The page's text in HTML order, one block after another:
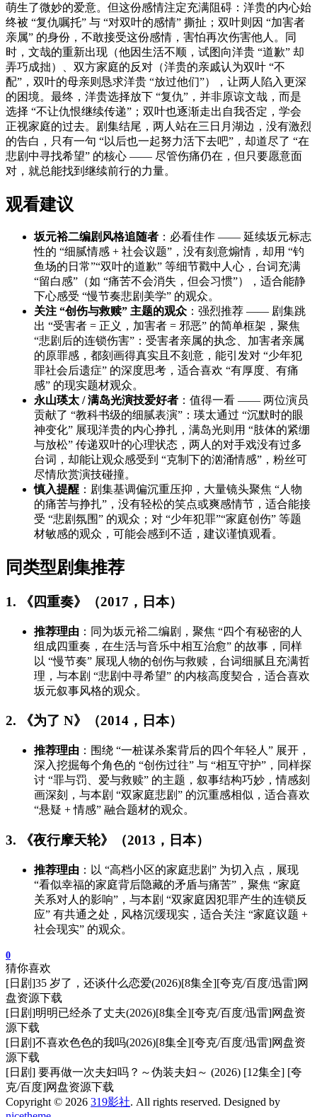
萌生了微妙的爱意。但这份感情注定充满阻碍：洋贵的内心始
终被 “复仇嘱托” 与 “对双叶的感情” 撕扯；双叶则因 “加害者
亲属” 的身份，不敢接受这份感情，害怕再次伤害他人。同
时，文哉的重新出现（他因生活不顺，试图向洋贵 “道歉” 却
弄巧成拙）、双方家庭的反对（洋贵的亲戚认为双叶 “不
配”，双叶的母亲则恳求洋贵 “放过他们”），让两人陷入更深
的困境。最终，洋贵选择放下 “复仇”，并非原谅文哉，而是
选择 “不让仇恨继续传递”；双叶也逐渐走出自我否定，学会
正视家庭的过去。剧集结尾，两人站在三日月湖边，没有激烈
的告白，只有一句 “以后也一起努力活下去吧”，却道尽了 “在
悲剧中寻找希望” 的核心 —— 尽管伤痛仍在，但只要愿意面
对，就总能找到继续前行的力量。
观看建议
坂元裕二编剧风格追随者 ：必看佳作 —— 延续坂元标志
性的 “细腻情感 + 社会议题”，没有刻意煽情，却用 “钓
鱼场的日常”“双叶的道歉” 等细节戳中人心，台词充满
“留白感”（如 “痛苦不会消失，但会习惯”），适合能静
下心感受 “慢节奏悲剧美学” 的观众。
关注 “创伤与救赎” 主题的观众 ：强烈推荐 —— 剧集跳
出 “受害者 = 正义，加害者 = 邪恶” 的简单框架，聚焦
“悲剧后的连锁伤害”：受害者亲属的执念、加害者亲属
的原罪感，都刻画得真实且不刻意，能引发对 “少年犯
罪社会后遗症” 的深度思考，适合喜欢 “有厚度、有痛
感” 的现实题材观众。
永山瑛太 / 满岛光演技爱好者 ：值得一看 —— 两位演员
贡献了 “教科书级的细腻表演”：瑛太通过 “沉默时的眼
神变化” 展现洋贵的内心挣扎，满岛光则用 “肢体的紧绷
与放松” 传递双叶的心理状态，两人的对手戏没有过多
台词，却能让观众感受到 “克制下的汹涌情感”，粉丝可
尽情欣赏演技碰撞。
慎入提醒 ：剧集基调偏沉重压抑，大量镜头聚焦 “人物
的痛苦与挣扎”，没有轻松的笑点或爽感情节，适合能接
受 “悲剧氛围” 的观众；对 “少年犯罪”“家庭创伤” 等题
材敏感的观众，可能会感到不适，建议谨慎观看。
同类型剧集推荐
1. 《四重奏》（2017，日本）
推荐理由 ：同为坂元裕二编剧，聚焦 “四个有秘密的人
组成四重奏，在生活与音乐中相互治愈” 的故事，同样
以 “慢节奏” 展现人物的创伤与救赎，台词细腻且充满哲
理，与本剧 “悲剧中寻希望” 的内核高度契合，适合喜欢
坂元叙事风格的观众。
2. 《为了 N》（2014，日本）
推荐理由 ：围绕 “一桩谋杀案背后的四个年轻人” 展开，
深入挖掘每个角色的 “创伤过往” 与 “相互守护”，同样探
讨 “罪与罚、爱与救赎” 的主题，叙事结构巧妙，情感刻
画深刻，与本剧 “双家庭悲剧” 的沉重感相似，适合喜欢
“悬疑 + 情感” 融合题材的观众。
3. 《夜行摩天轮》（2013，日本）
推荐理由 ：以 “高档小区的家庭悲剧” 为切入点，展现
“看似幸福的家庭背后隐藏的矛盾与痛苦”，聚焦 “家庭
关系对人的影响”，与本剧 “双家庭因犯罪产生的连锁反
应” 有共通之处，风格沉缓现实，适合关注 “家庭议题 +
社会现实” 的观众。
0
猜你喜欢
[日剧]35 岁了，还谈什么恋爱(2026)[8集全][夸克/百度/迅雷]网
盘资源下载
[日剧]明明已经杀了丈夫(2026)[8集全][夸克/百度/迅雷]网盘资
源下载
[日剧]不喜欢色色的我吗(2026)[8集全][夸克/百度/迅雷]网盘资
源下载
[日剧] 要再做一次夫妇吗？～伪装夫妇～ (2026) [12集全] [夸
克/百度]网盘资源下载
Copyright © 2026 319影社. All rights reserved. Designed by